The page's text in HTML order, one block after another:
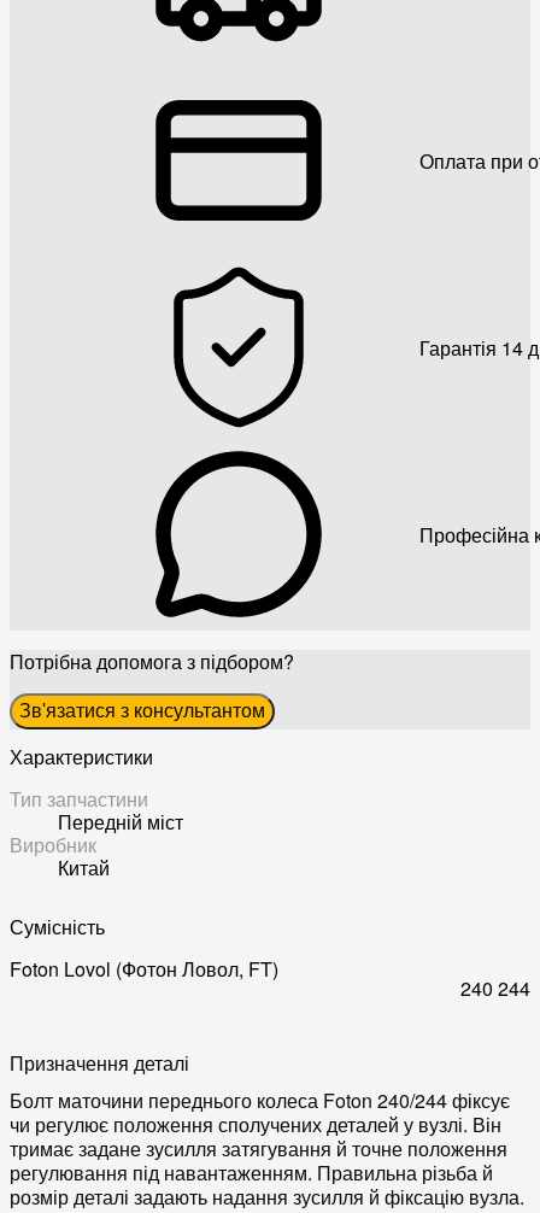
Оплата при
Гарантія 14
Професійна
Потрібна допомога з підбором?
Зв'язатися з консультантом
Характеристики
Тип запчастини
Передній міст
Виробник
Китай
Сумісність
Foton Lovol (Фотон Ловол, FT)
240 244
Призначення деталі
Болт маточини переднього колеса Foton 240/244 фіксує
чи регулює положення сполучених деталей у вузлі. Він
тримає задане зусилля затягування й точне положення
регулювання під навантаженням. Правильна різьба й
розмір деталі задають надання зусилля й фіксацію вузла.